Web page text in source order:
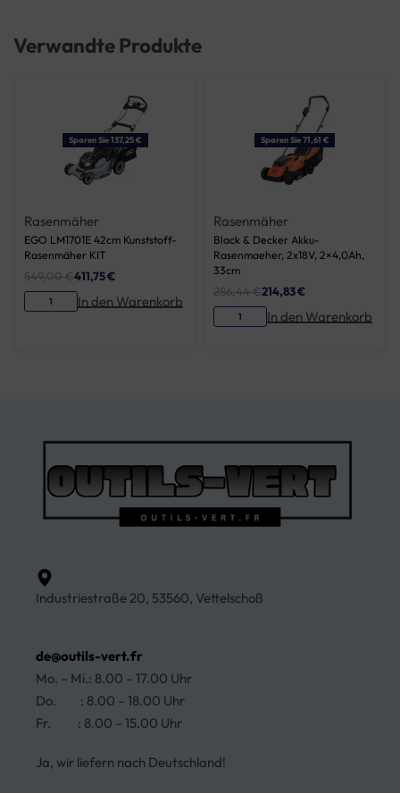
Verwandte Produkte
Sparen Sie 137,25 €
Rasenmäher
EGO LM1701E 42cm Kunststoff-
Rasenmäher KIT
549,00€411,75€
In den Warenkorb
Sparen Sie 71,61 €
Rasenmäher
Black & Decker Akku-
Rasenmaeher, 2x18V, 2×4,0Ah,
33cm
286,44€214,83€
In den Warenkorb
Industriestraße 20, 53560, Vettelschoß
de@outils-vert.fr
Mo. – Mi.: 8.00 – 17.00 Uhr
Do. : 8.00 – 18.00 Uhr
Fr. : 8.00 – 15.00 Uhr
Ja, wir liefern nach Deutschland!